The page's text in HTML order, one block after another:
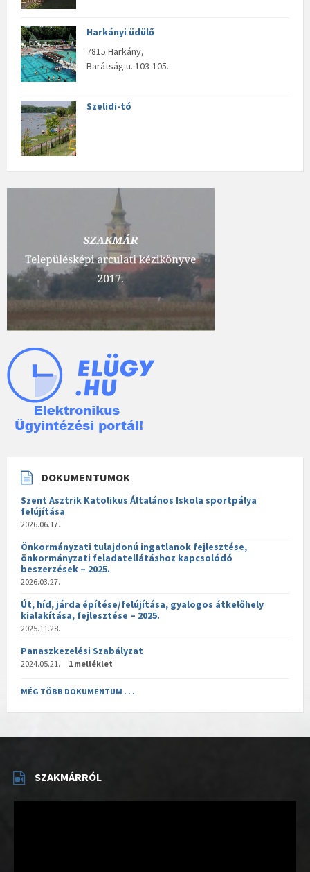
Harkányi üdülő
7815 Harkány,
Barátság u. 103-105.
Szelidi-tó
DOKUMENTUMOK
Szent Asztrik Katolikus Általános Iskola sportpálya
felújítása
2026.06.17.
Önkormányzati tulajdonú ingatlanok fejlesztése,
önkormányzati feladatellátáshoz kapcsolódó
beszerzések – 2025.
2026.03.27.
Út, híd, járda építése/felújítása, gyalogos átkelőhely
kialakítása, fejlesztése – 2025.
2025.11.28.
Panaszkezelési Szabályzat
2024.05.21. 1 melléklet
MÉG TÖBB DOKUMENTUM . . .
SZAKMÁRRÓL